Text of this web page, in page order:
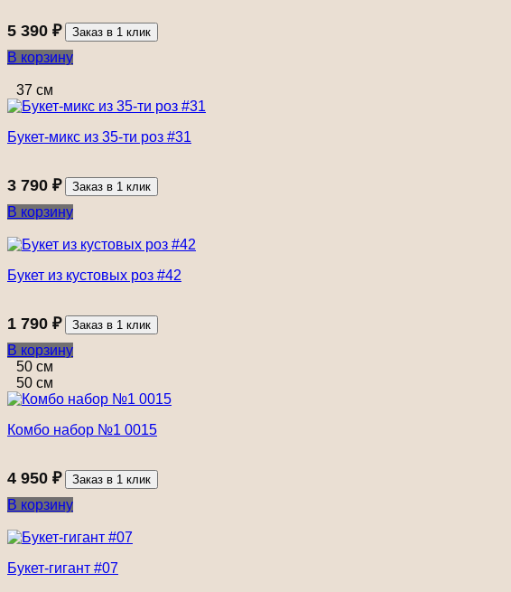
5 390 ₽ Заказ в 1 клик
В корзину
37 см
Букет-микс из 35-ти роз #31
3 790 ₽ Заказ в 1 клик
В корзину
Букет из кустовых роз #42
1 790 ₽ Заказ в 1 клик
В корзину
50 см
50 см
Комбо набор №1 0015
4 950 ₽ Заказ в 1 клик
В корзину
Букет-гигант #07